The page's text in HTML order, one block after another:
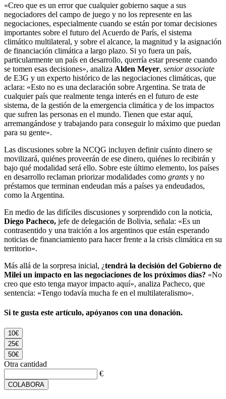
«Creo que es un error que cualquier gobierno saque a sus
negociadores del campo de juego y no los represente en las
negociaciones, especialmente cuando se están por tomar decisiones
importantes sobre el futuro del Acuerdo de París, el sistema
climático multilateral, y sobre el alcance, la magnitud y la asignación
de financiación climática a largo plazo. Si yo fuera un país,
particularmente un país en desarrollo, querría estar presente cuando
se tomen esas decisiones», analiza Alden Meyer, senior associate
de E3G y un experto histórico de las negociaciones climáticas, que
aclara: «Esto no es una declaración sobre Argentina. Se trata de
cualquier país que realmente tenga interés en el futuro de este
sistema, de la gestión de la emergencia climática y de los impactos
que sufren las personas en el mundo. Tienen que estar aquí,
arremangándose y trabajando para conseguir lo máximo que puedan
para su gente».
Las discusiones sobre la NCQG incluyen definir cuánto dinero se
movilizará, quiénes proveerán de ese dinero, quiénes lo recibirán y
bajo qué modalidad será ello. Sobre este último elemento, los países
en desarrollo reclaman priorizar modalidades como grants y no
préstamos que terminan endeudan más a países ya endeudados,
como la Argentina.
En medio de las difíciles discusiones y sorprendido con la noticia,
Diego Pacheco, jefe de delegación de Bolivia, señala: «Es un
contrasentido y una traición a los argentinos que están esperando
noticias de financiamiento para hacer frente a la crisis climática en su
territorio».
Más allá de la sorpresa inicial, ¿tendrá la decisión del Gobierno de
Milei un impacto en las negociaciones de los próximos días? «No
creo que esto tenga mayor impacto aquí», analiza Pacheco, que
sentencia: «Tengo todavía mucha fe en el multilateralismo».
Si te gusta este artículo, apóyanos con una donación.
10€
25€
50€
Otra cantidad
€
COLABORA